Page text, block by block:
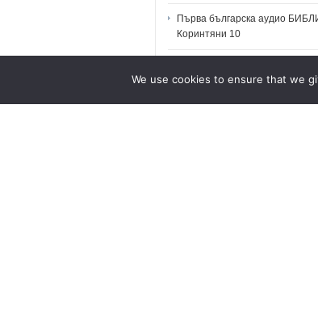
Първа българска аудио
Коринтяни 10
Коринтяни 8
We use cookies to ensure that we